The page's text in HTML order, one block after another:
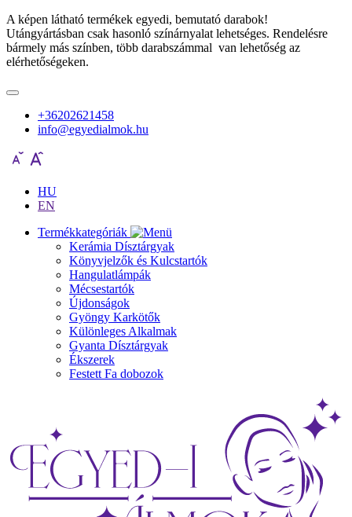
A képen látható termékek egyedi, bemutató darabok!
Utángyártásban csak hasonló színárnyalat lehetséges. Rendelésre
bármely más színben, több darabszámmal van lehetőség az
elérhetőségeken.
+36202621458
info@egyedialmok.hu
HU
EN
Termékkategóriák
Kerámia Dísztárgyak
Könyvjelzők és Kulcstartók
Hangulatlámpák
Mécsestartók
Újdonságok
Gyöngy Karkötők
Különleges Alkalmak
Gyanta Dísztárgyak
Ékszerek
Festett Fa dobozok